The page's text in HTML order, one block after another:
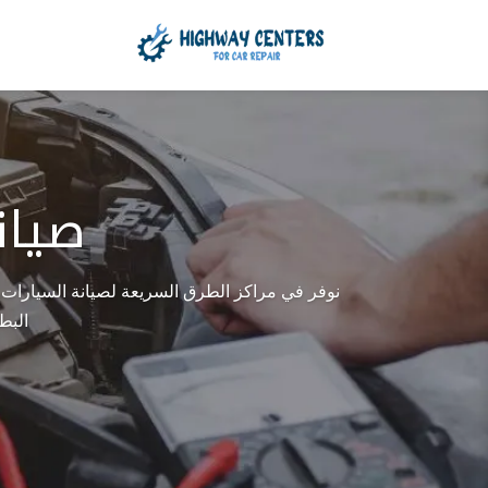
نوفر في مراكز الطرق السريعة لصيانة